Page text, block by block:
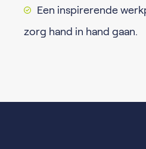
Een inspirerende
zorg hand in hand gaan.